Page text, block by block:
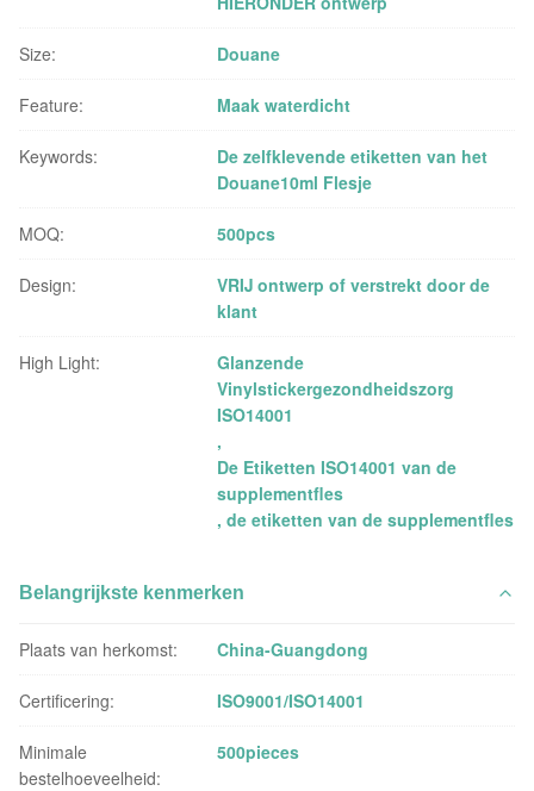
Size: Douane
Feature: Maak waterdicht
Keywords:
De zelfklevende etiketten van het
Douane10ml Flesje
MOQ: 500pcs
Design:
VRIJ ontwerp of verstrekt door de
klant
High Light:
Glanzende
Vinylstickergezondheidszorg
ISO14001
,
De Etiketten ISO14001 van de
supplementfles
,de etiketten van de supplementfles
Belangrijkste kenmerken
Plaats van herkomst: China-Guangdong
Certificering: ISO9001/ISO14001
Minimale
bestelhoeveelheid:
500pieces